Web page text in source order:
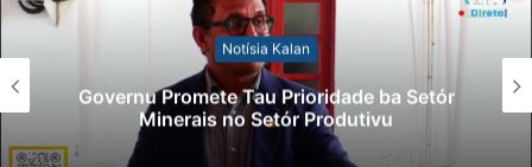
Lei Siberseguransa Ajuda
Polisiál Kaptura Autór Kriminozu
Paradeiru Iha Estranjeiru